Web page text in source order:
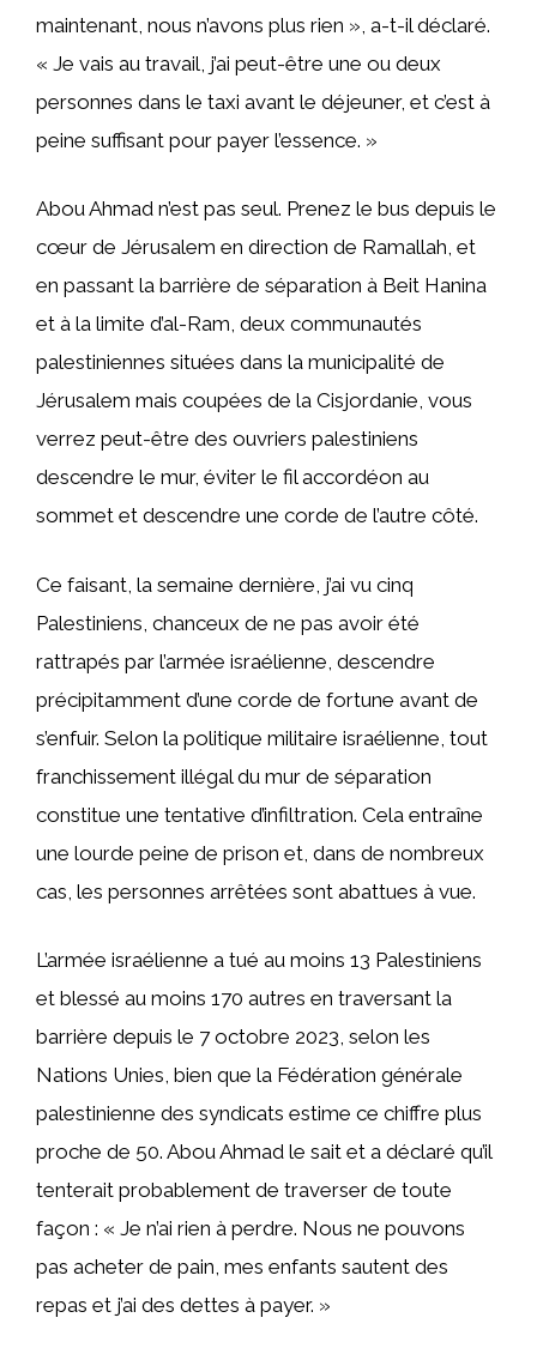
maintenant, nous n’avons plus rien », a-t-il déclaré.
« Je vais au travail, j’ai peut-être une ou deux
personnes dans le taxi avant le déjeuner, et c’est à
peine suffisant pour payer l’essence. »
Abou Ahmad n’est pas seul. Prenez le bus depuis le
cœur de Jérusalem en direction de Ramallah, et
en passant la barrière de séparation à Beit Hanina
et à la limite d’al-Ram, deux communautés
palestiniennes situées dans la municipalité de
Jérusalem mais coupées de la Cisjordanie, vous
verrez peut-être des ouvriers palestiniens
descendre le mur, éviter le fil accordéon au
sommet et descendre une corde de l’autre côté.
Ce faisant, la semaine dernière, j’ai vu cinq
Palestiniens, chanceux de ne pas avoir été
rattrapés par l’armée israélienne, descendre
précipitamment d’une corde de fortune avant de
s’enfuir. Selon la politique militaire israélienne, tout
franchissement illégal du mur de séparation
constitue une tentative d’infiltration. Cela entraîne
une lourde peine de prison et, dans de nombreux
cas, les personnes arrêtées sont abattues à vue.
L’armée israélienne a tué au moins 13 Palestiniens
et blessé au moins 170 autres en traversant la
barrière depuis le 7 octobre 2023, selon les
Nations Unies, bien que la Fédération générale
palestinienne des syndicats estime ce chiffre plus
proche de 50. Abou Ahmad le sait et a déclaré qu’il
tenterait probablement de traverser de toute
façon : « Je n’ai rien à perdre. Nous ne pouvons
pas acheter de pain, mes enfants sautent des
repas et j’ai des dettes à payer. »